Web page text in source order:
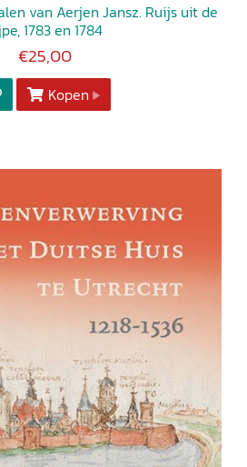
van Aerjen Jansz. Ruijs uit de
1783 en 1784
€25,00
Kopen